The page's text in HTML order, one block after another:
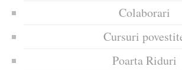
Colaborari
Cursuri
Poarta Riduri